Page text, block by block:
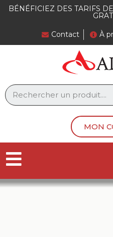
BÉNÉFICIEZ DES TARIFS
Contact À
MON